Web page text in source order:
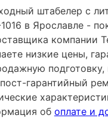
штабелер с
в Ярославле -
компании
низкие цены,
подготовку,
гарантийный
об оплате и